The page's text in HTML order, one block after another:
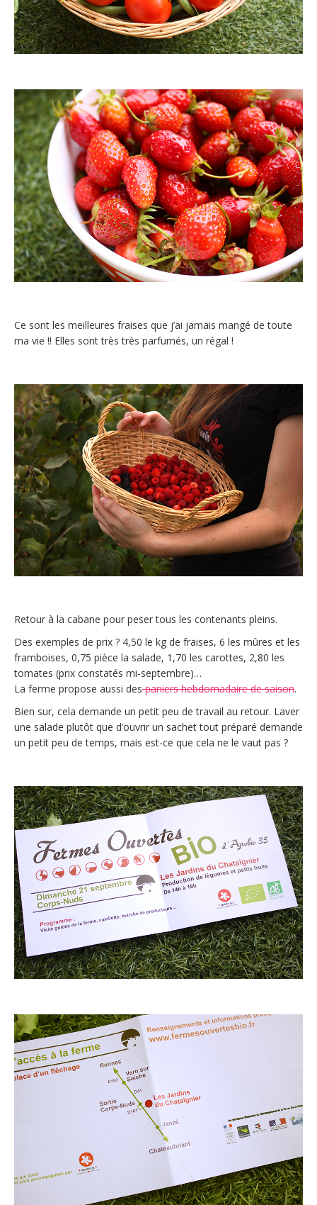
Ce sont les meilleures fraises que j’ai jamais mangé de toute
ma vie !! Elles sont très très parfumés, un régal !
Retour à la cabane pour peser tous les contenants pleins.
Des exemples de prix ? 4,50 le kg de fraises, 6 les mûres et les
framboises, 0,75 pièce la salade, 1,70 les carottes, 2,80 les
tomates (prix constatés mi-septembre)…
La ferme propose aussi despaniers hebdomadaire de saison.
Bien sur, cela demande un petit peu de travail au retour. Laver
une salade plutôt que d’ouvrir un sachet tout préparé demande
un petit peu de temps, mais est-ce que cela ne le vaut pas ?